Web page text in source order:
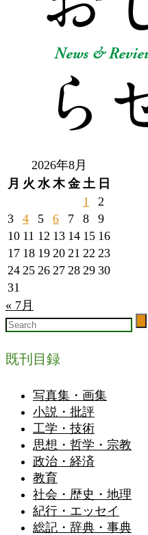
2026年8月
月 火 水 木 金 土 日
1
2
3
4 5 6 7 8
9
10 11 12 13 14 15 16
17 18 19 20 21 22 23
24 25 26 27 28 29 30
31
« 7月
既刊目録
写真集・画集
小説・批評
工学・技術
思想・哲学・宗教
政治・経済
教育
社会・歴史・地理
紀行・エッセイ
総記・辞典・事典